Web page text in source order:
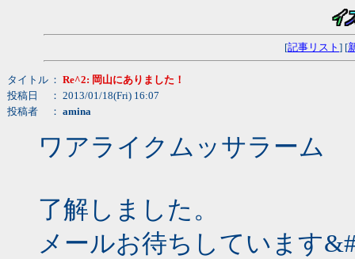
[記事リスト ] [
タイトル ： Re^2: 岡山にありました！
投稿日
： 2013/01/18(Fri) 16:07
投稿者
： amina
ワアライクムッサラーム
了解しました。
メールお待ちしています